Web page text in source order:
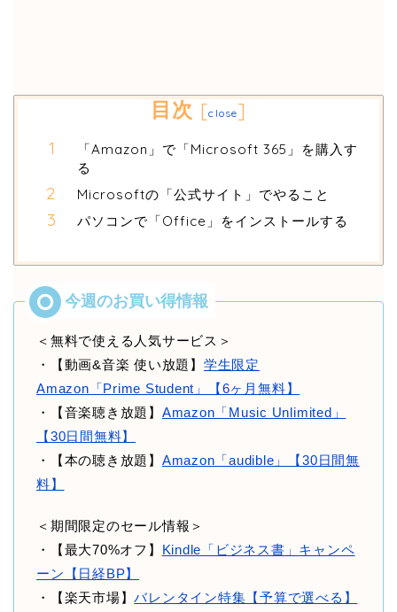
目次 [close]
「Amazon」で「Microsoft 365」を購入す
る
Microsoftの「公式サイト」でやること
パソコンで「Office」をインストールする
＜無料で使える人気サービス＞
・【動画&音楽 使い放題】 学生限定
Amazon「Prime Student」【6ヶ月無料】
・【音楽聴き放題】 Amazon「Music Unlimited」
【30日間無料】
・【本の聴き放題】 Amazon「audible」【30日間無
料】
＜期間限定のセール情報＞
・【最大70%オフ】 Kindle「ビジネス書」キャンペ
ーン【日経BP】
・【楽天市場】バレンタイン特集【予算で選べる】